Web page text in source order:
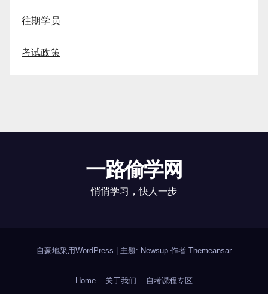
往期学员
考试政策
一路偷学网
悄悄学习，快人一步
自豪地采用WordPress | 主题: Newsup 作者 Themeansar
Home 关于我们 自考课程专区